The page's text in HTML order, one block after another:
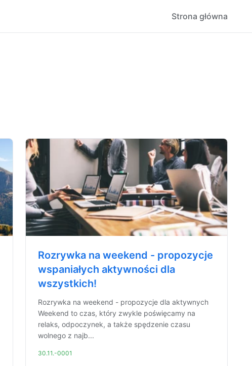
Strona główna
Rozrywka na weekend - propozycje
wspaniałych aktywności dla
wszystkich!
Rozrywka na weekend - propozycje dla aktywnych
Weekend to czas, który zwykle poświęcamy na
relaks, odpoczynek, a także spędzenie czasu
wolnego z najb...
30.11.-0001